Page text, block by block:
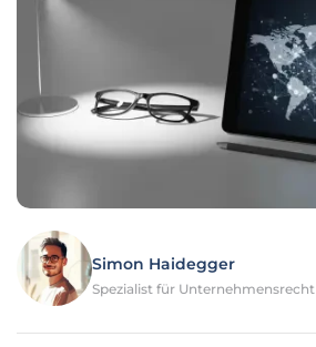
Simon Haidegger
Spezialist für Unternehmensrecht